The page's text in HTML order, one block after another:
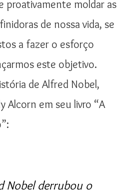
proativamente moldar as
de nossa vida, se
a fazer o esforço
este objetivo.
de Alfred Nobel,
Alcorn em seu livro “A
Nobel derrubou o